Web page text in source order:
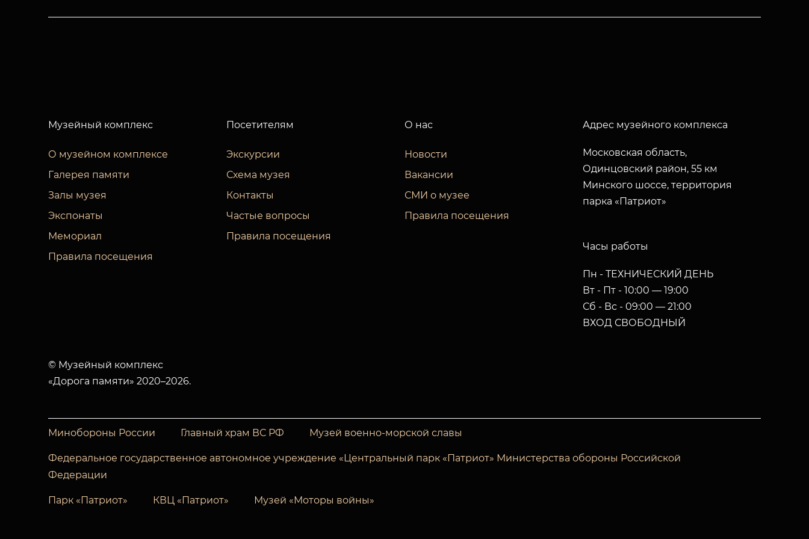
Музейный комплекс
О музейном комплексе
Галерея памяти
Залы музея
Экспонаты
Мемориал
Правила посещения
Посетителям
Экскурсии
Схема музея
Контакты
Частые вопросы
Правила посещения
О нас
Новости
Вакансии
СМИ о музее
Правила посещения
Адрес музейного комплекса
Московская область,
Одинцовский район, 55 км
Минского шоссе, территория
парка «Патриот»
Часы работы
Пн - ТЕХНИЧЕСКИЙ ДЕНЬ
Вт - Пт - 10:00 — 19:00
Сб - Вс - 09:00 — 21:00
ВХОД СВОБОДНЫЙ
© Музейный комплекс
«Дорога памяти» 2020–2026.
Минобороны России Главный храм ВС РФ Музей военно-морской славы
Федеральное государственное автономное учреждение «Центральный парк «Патриот» Министерства обороны Российской
Федерации
Парк «Патриот» КВЦ «Патриот» Музей «Моторы войны»